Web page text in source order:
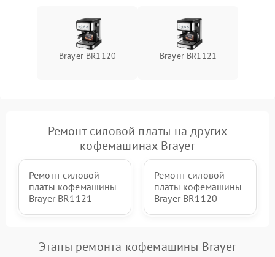
Brayer BR1120 Brayer BR1121
Ремонт силовой платы на других
кофемашинах Brayer
Ремонт силовой
платы кофемашины
Brayer BR1121
Ремонт силовой
платы кофемашины
Brayer BR1120
Этапы ремонта кофемашины Brayer